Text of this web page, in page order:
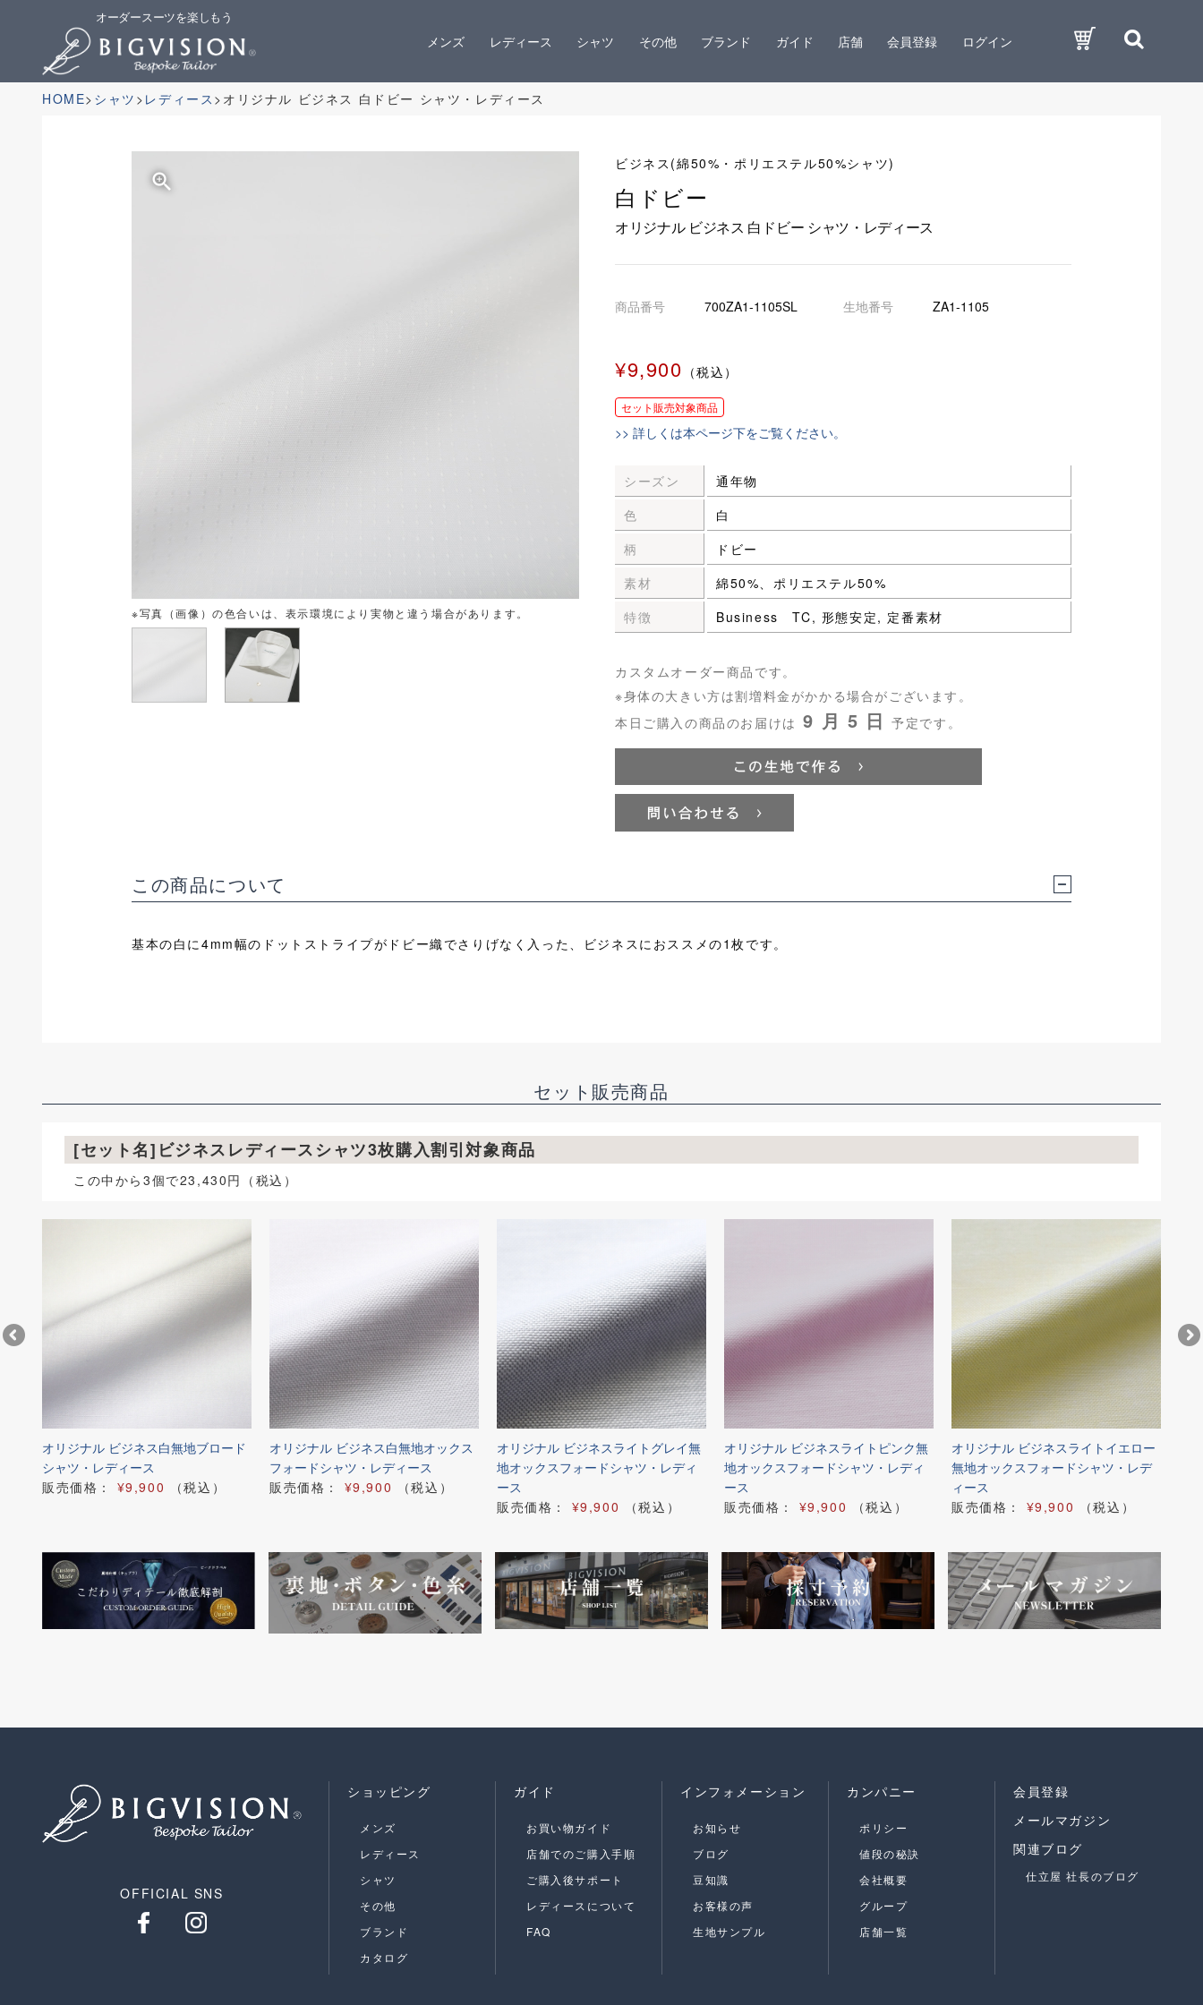
オーダースーツを楽しもう
メンズ レディース シャツ その他 ブランド ガイド 店舗 会員登録 ログイン
HOME シャツ レディース オリジナル ビジネス 白ドビー シャツ・レディース
zoom_in
※写真（画像）の色合いは、表示環境により実物と違う場合があります。
ビジネス(綿50%・ポリエステル50%シャツ)
白ドビー
オリジナル ビジネス 白ドビー シャツ・レディース
商品番号 700ZA1-1105SL 生地番号 ZA1-1105
¥9,900 （税込）
セット販売対象商品
>> 詳しくは本ページ下をご覧ください。
シーズン
通年物
色
白
柄
ドビー
素材
綿50%、ポリエステル50%
特徴
Business TC, 形態安定, 定番素材
カスタムオーダー商品です。
※身体の大きい方は割増料金がかかる場合がございます。
本日ご購入の商品のお届けは 9 月 5 日予定です。
この商品について
基本の白に4mm幅のドットストライプがドビー織でさりげなく入った、ビジネスにおススメの1枚です。
セット販売商品
[セット名]ビジネスレディースシャツ3枚購入割引対象商品
この中から3個で23,430円（税込）
オリジナル ビジネス白無地ブロード
シャツ・レディース
販売価格： ¥9,900 （税込）
オリジナル ビジネス白無地オックス
フォードシャツ・レディース
販売価格： ¥9,900 （税込）
オリジナル ビジネスライトグレイ無
地オックスフォードシャツ・レディ
ース
販売価格： ¥9,900 （税込）
オリジナル ビジネスライトピンク無
地オックスフォードシャツ・レディ
ース
販売価格： ¥9,900 （税込）
オリジナル ビジネスライトイエロー
無地オックスフォードシャツ・レデ
ィース
販売価格： ¥9,900 （税込）
OFFICIAL SNS
ショッピング
メンズ
レディース
シャツ
その他
ブランド
カタログ
ガイド
お買い物ガイド
店舗でのご購入手順
ご購入後サポート
レディースについて
FAQ
インフォメーション
お知らせ
ブログ
豆知識
お客様の声
生地サンプル
カンパニー
ポリシー
値段の秘訣
会社概要
グループ
店舗一覧
会員登録
メールマガジン
関連ブログ
仕立屋 社長のブログ